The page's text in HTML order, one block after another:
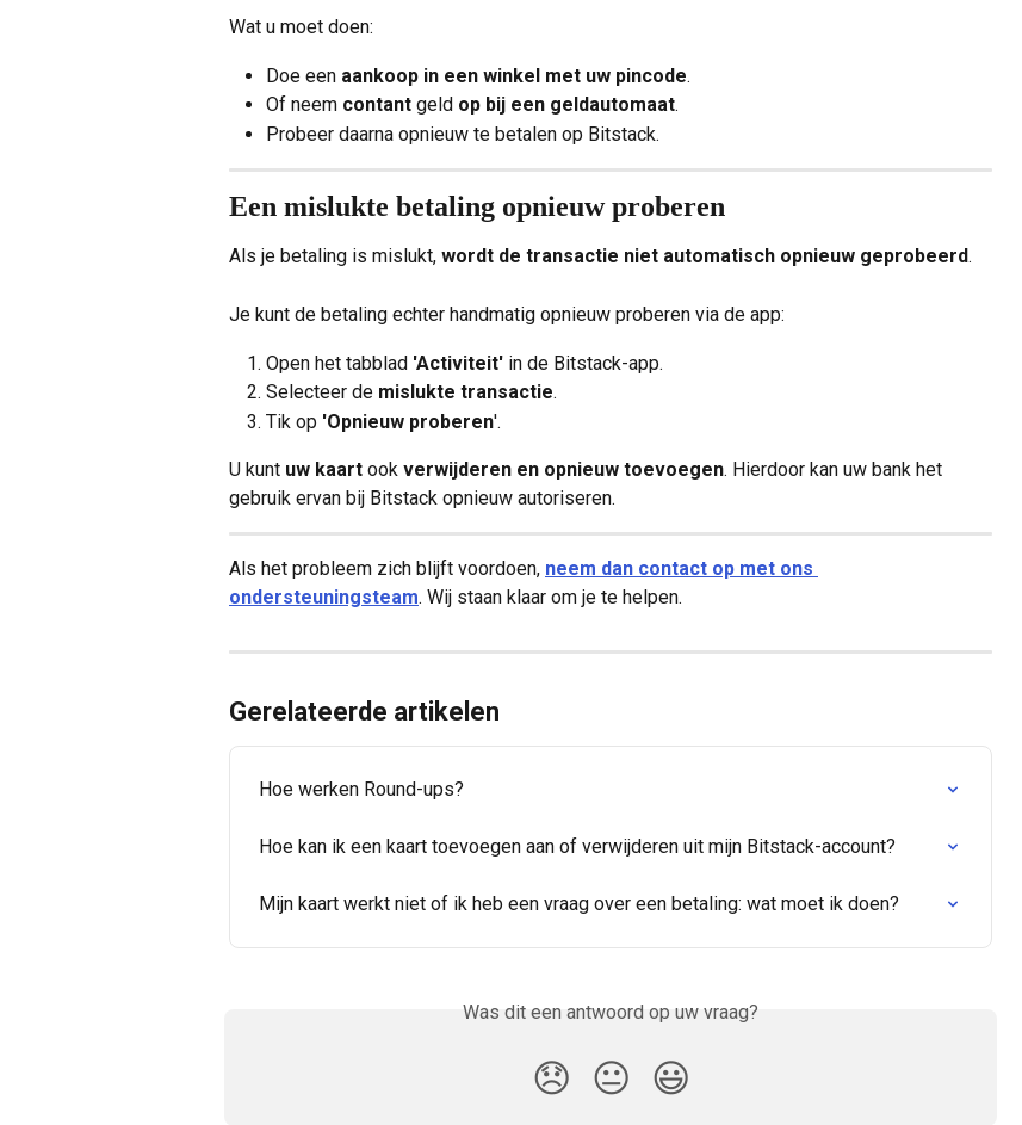
Wat u moet doen:
Doe een aankoop in een winkel met uw pincode.
Of neem contant geld op bij een geldautomaat.
Probeer daarna opnieuw te betalen op Bitstack.
Een mislukte betaling opnieuw proberen
Als je betaling is mislukt, wordt de transactie niet automatisch opnieuw geprobeerd.
Je kunt de betaling echter handmatig opnieuw proberen via de app:
Open het tabblad 'Activiteit' in de Bitstack-app.
Selecteer de mislukte transactie.
Tik op 'Opnieuw proberen'.
U kunt uw kaart ook verwijderen en opnieuw toevoegen. Hierdoor kan uw bank het
gebruik ervan bij Bitstack opnieuw autoriseren.
Als het probleem zich blijft voordoen, neem dan contact op met ons
ondersteuningsteam. Wij staan klaar om je te helpen.
Gerelateerde artikelen
Hoe werken Round-ups?
Hoe kan ik een kaart toevoegen aan of verwijderen uit mijn Bitstack-account?
Mijn kaart werkt niet of ik heb een vraag over een betaling: wat moet ik doen?
Was dit een antwoord op uw vraag?
😞 😐 😃